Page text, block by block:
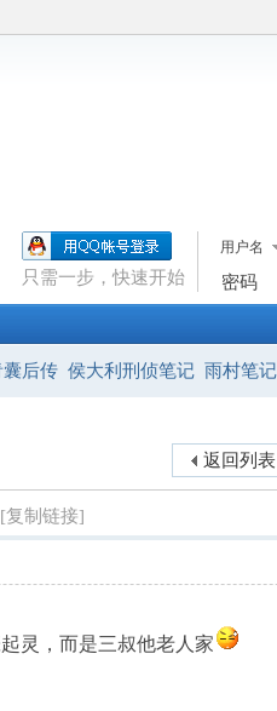
用户名
密码
只需一步，快速开始
囊后传 侯大利刑侦笔记 雨村笔记
返回列表
[复制链接]
灵，而是三叔他老人家